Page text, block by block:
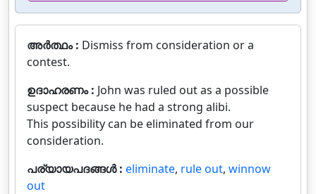
അർത്ഥം : Dismiss from consideration or a
contest.
ഉദാഹരണം : John was ruled out as a possible
suspect because he had a strong alibi.
This possibility can be eliminated from our
consideration.
പര്യായപദങ്ങൾ : eliminate, rule out, winnow
out